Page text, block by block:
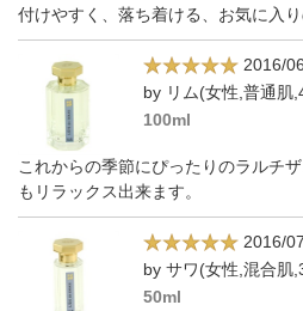
付けやすく、落ち着ける、お気に入り
2016/
by リム(女性,普通肌
100ml
これからの季節にぴったりのラルチ
もリラックス出来ます。
2016/
by サワ(女性,混合肌
50ml